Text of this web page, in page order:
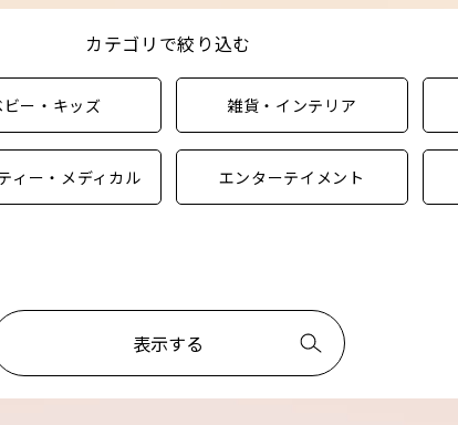
カテゴリで絞り込む
ビー・キッズ 雑貨・インテリア
ィー・メディカル エンターテイメント
表示する